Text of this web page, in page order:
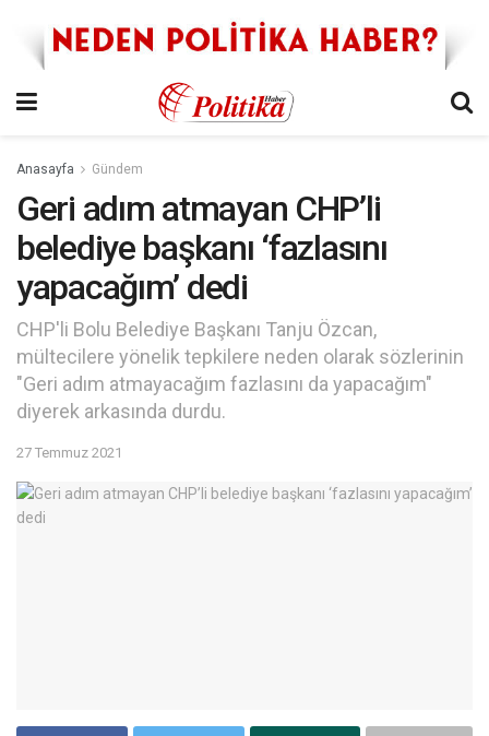
Anasayfa Gündem
Geri adım atmayan CHP’li
belediye başkanı ‘fazlasını
yapacağım’ dedi
CHP'li Bolu Belediye Başkanı Tanju Özcan,
mültecilere yönelik tepkilere neden olarak sözlerinin
"Geri adım atmayacağım fazlasını da yapacağım"
diyerek arkasında durdu.
27 Temmuz 2021